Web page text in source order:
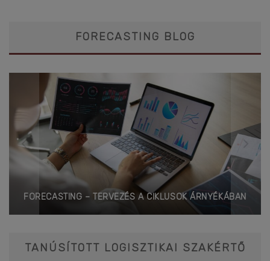
FORECASTING BLOG
FORECASTING – TERVEZÉS A CIKLUSOK ÁRNYÉKÁBAN
TANÚSÍTOTT LOGISZTIKAI SZAKÉRTŐ